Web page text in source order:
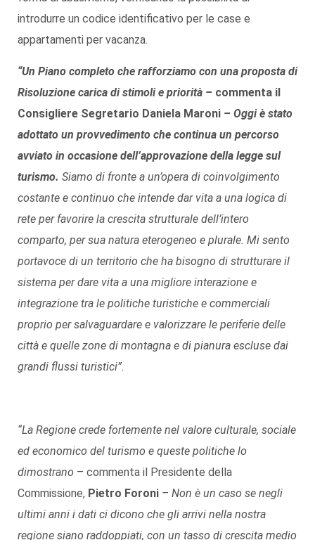
introdurre un codice identificativo per le case e
appartamenti per vacanza.
“Un Piano completo che rafforziamo con una proposta di
Risoluzione carica di stimoli e priorità – commenta il
Consigliere Segretario Daniela Maroni – Oggi è stato
adottato un provvedimento che continua un percorso
avviato in occasione dell’approvazione della legge sul
turismo. Siamo di fronte a un’opera di coinvolgimento
costante e continuo che intende dar vita a una logica di
rete per favorire la crescita strutturale dell’intero
comparto, per sua natura eterogeneo e plurale. Mi sento
portavoce di un territorio che ha bisogno di strutturare il
sistema per dare vita a una migliore interazione e
integrazione tra le politiche turistiche e commerciali
proprio per salvaguardare e valorizzare le periferie delle
città e quelle zone di montagna e di pianura escluse dai
grandi flussi turistici”.
“La Regione crede fortemente nel valore culturale, sociale
ed economico del turismo e queste politiche lo
dimostrano – commenta il Presidente della
Commissione, Pietro Foroni – Non è un caso se negli
ultimi anni i dati ci dicono che gli arrivi nella nostra
regione siano raddoppiati, con un tasso di crescita medio